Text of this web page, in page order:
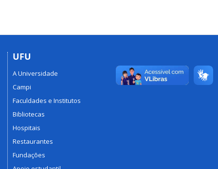
UFU
A Universidade
Campi
Faculdades e Institutos
Bibliotecas
Hospitais
Restaurantes
Fundações